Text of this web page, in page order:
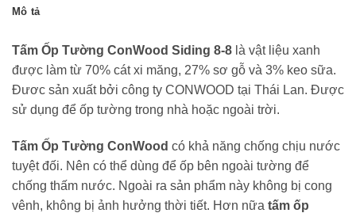
Mô tả
Tấm Ốp Tường ConWood Siding 8-8 là vật liệu xanh
được làm từ 70% cát xi măng, 27% sơ gỗ và 3% keo sữa.
Đươc sản xuất bởi công ty CONWOOD tại Thái Lan. Được
sử dụng để ốp tường trong nhà hoặc ngoài trời.
Tấm Ốp Tường ConWood có khả năng chống chịu nước
tuyệt đối. Nên có thể dùng để ốp bên ngoài tường để
chống thấm nước. Ngoài ra sản phẩm này không bị cong
vênh, không bị ảnh hưởng thời tiết. Hơn nữa tấm ốp